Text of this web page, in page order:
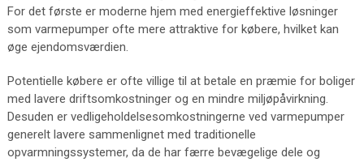
For det første er moderne hjem med energieffektive løsninger
som varmepumper ofte mere attraktive for købere, hvilket kan
øge ejendomsværdien.
Potentielle købere er ofte villige til at betale en præmie for boliger
med lavere driftsomkostninger og en mindre miljøpåvirkning.
Desuden er vedligeholdelsesomkostningerne ved varmepumper
generelt lavere sammenlignet med traditionelle
opvarmningssystemer, da de har færre bevægelige dele og